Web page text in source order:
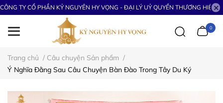
CÔNG TY CỔ PHẦN KỶ NGUYÊN HY VỌNG - ĐẠI LÝ UỶ QUYỀN THƯƠNG HIỆU
0
Trang chủ / Câu chuyện Sản phẩm /
Ý Nghĩa Đằng Sau Câu Chuyện Bàn Đào Trong Tây Du Ký